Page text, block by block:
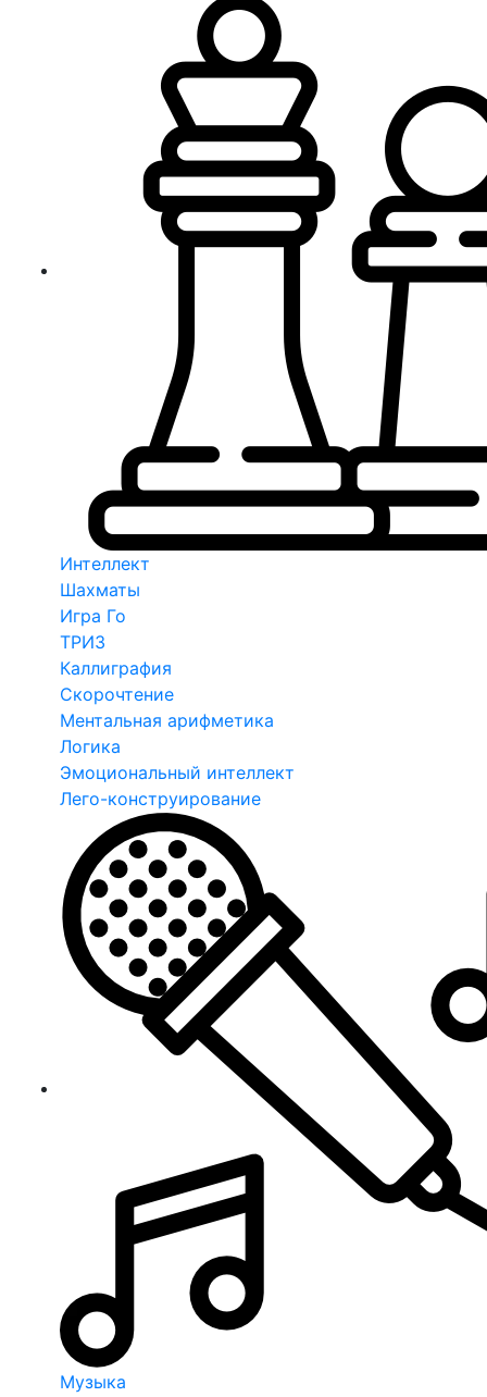
Интеллект
Шахматы
Игра Го
ТРИЗ
Каллиграфия
Скорочтение
Ментальная арифметика
Логика
Эмоциональный интеллект
Лего-конструирование
Музыка